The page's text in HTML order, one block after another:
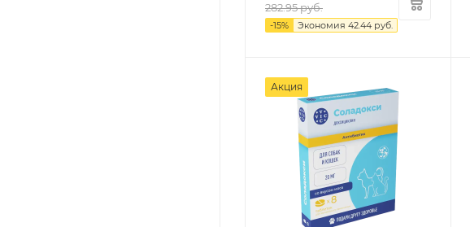
282.95руб.
-15% Экономия 42.44 руб.
Акция